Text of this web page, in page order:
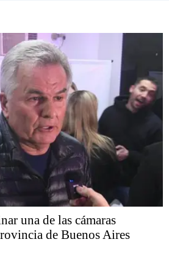
una de las cámaras
de Buenos Aires